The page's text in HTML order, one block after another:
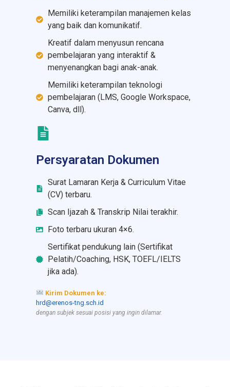
Memiliki keterampilan manajemen kelas
yang baik dan komunikatif.
Kreatif dalam menyusun rencana
pembelajaran yang interaktif &
menyenangkan bagi anak-anak.
Memiliki keterampilan teknologi
pembelajaran (LMS, Google Workspace,
Canva, dll).
Persyaratan Dokumen
Surat Lamaran Kerja & Curriculum Vitae
(CV) terbaru.
Scan Ijazah & Transkrip Nilai terakhir.
Foto terbaru ukuran 4×6.
Sertifikat pendukung lain (Sertifikat
Pelatih/Coaching, HSK, TOEFL/IELTS
jika ada).
Kirim Dokumen ke:
hrd@erenos-tng.sch.id
dengan subjek sesuai posisi yang ingin dilamar.